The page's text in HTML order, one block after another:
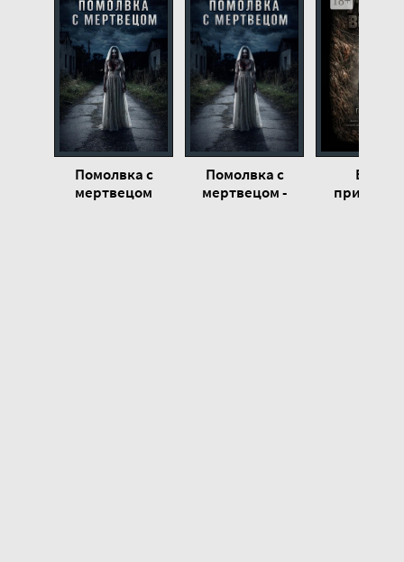
Помолвка с
мертвецом
Помолвка с
мертвецом -
Вальс